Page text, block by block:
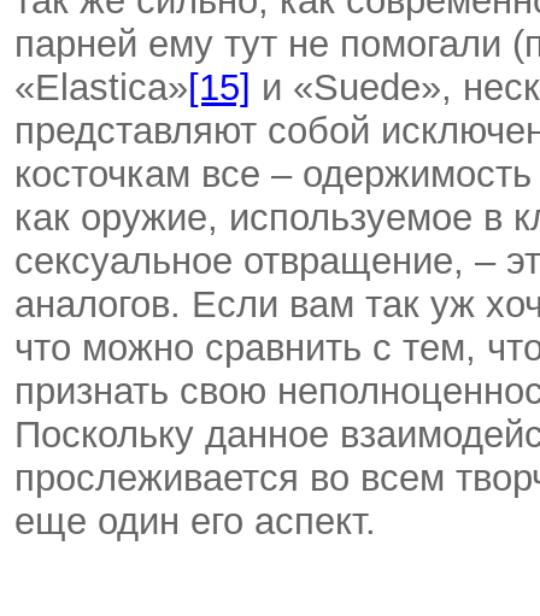
парней ему тут не помогали
«Elastica»[15] и «Suede»,
представляют собой
косточкам все –
как оружие, используемое в
сексуальное отвращение, –
аналогов. Если вам так уж
что можно сравнить с тем,
признать свою
Поскольку данное
прослеживается во всем
еще один его аспект.